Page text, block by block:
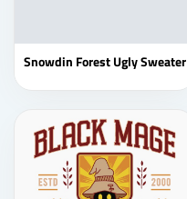
Snowdin Forest Ugly Sweater